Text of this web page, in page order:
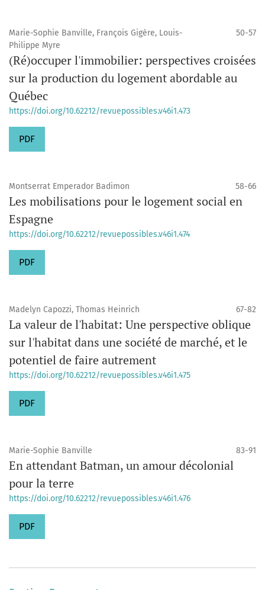
Marie-Sophie Banville, François Gigère, Louis-
Philippe Myre
50-57
(Ré)occuper l'immobilier: perspectives croisées
sur la production du logement abordable au
Québec
https://doi.org/10.62212/revuepossibles.v46i1.473
PDF
Montserrat Emperador Badimon 58-66
Les mobilisations pour le logement social en
Espagne
https://doi.org/10.62212/revuepossibles.v46i1.474
PDF
Madelyn Capozzi, Thomas Heinrich 67-82
La valeur de l'habitat: Une perspective oblique
sur l'habitat dans une société de marché, et le
potentiel de faire autrement
https://doi.org/10.62212/revuepossibles.v46i1.475
PDF
Marie-Sophie Banville 83-91
En attendant Batman, un amour décolonial
pour la terre
https://doi.org/10.62212/revuepossibles.v46i1.476
PDF